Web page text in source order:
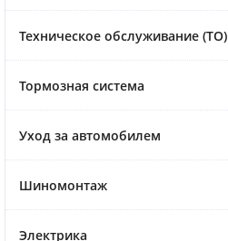
Техническое обслуживание (ТО)
Тормозная система
Уход за автомобилем
Шиномонтаж
Электрика